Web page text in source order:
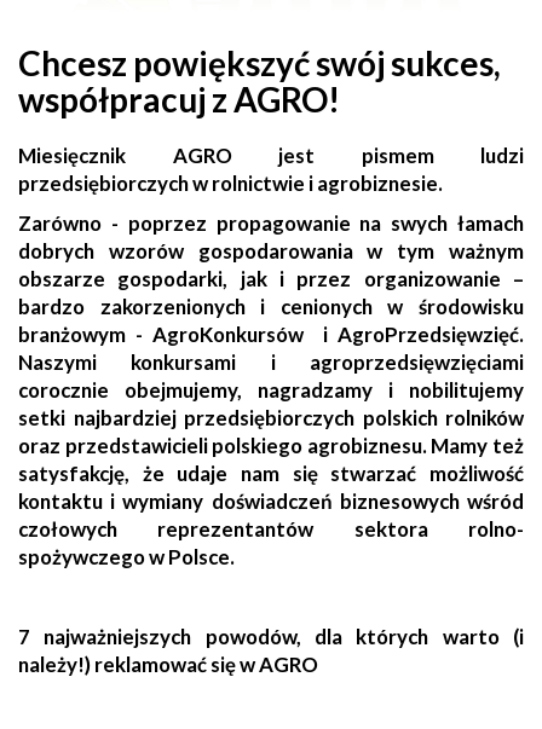
Chcesz powiększyć swój sukces,
współpracuj z AGRO!
Miesięcznik AGRO jest pismem ludzi
przedsiębiorczych w rolnictwie i agrobiznesie.
Zarówno - poprzez propagowanie na swych łamach
dobrych wzorów gospodarowania w tym ważnym
obszarze gospodarki, jak i przez organizowanie –
bardzo zakorzenionych i cenionych w środowisku
branżowym - AgroKonkursów i AgroPrzedsięwzięć.
Naszymi konkursami i agroprzedsięwzięciami
corocznie obejmujemy, nagradzamy i nobilitujemy
setki najbardziej przedsiębiorczych polskich rolników
oraz przedstawicieli polskiego agrobiznesu. Mamy też
satysfakcję, że udaje nam się stwarzać możliwość
kontaktu i wymiany doświadczeń biznesowych wśród
czołowych reprezentantów sektora rolno-
spożywczego w Polsce.
7 najważniejszych powodów, dla których warto (i
należy!) reklamować się w AGRO